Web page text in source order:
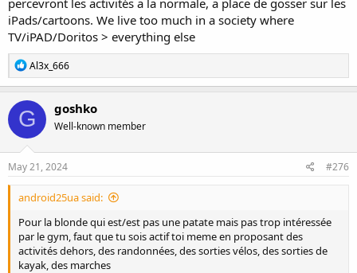
iPads/cartoons. We live too much in a society where
TV/iPAD/Doritos > everything else
R
e
a
c
t
i
o
n
s
Al3x_666
G goshko
Well-known member
May 21, 2024 #276
android25ua said:
Pour la blonde qui est/est pas une patate mais pas trop intéressée
par le gym, faut que tu sois actif toi meme en proposant des
activités dehors, des randonnées, des sorties vélos, des sorties de
kayak, des marches